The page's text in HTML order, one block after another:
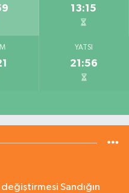
13:15
YATSI
21:56
Sandığın